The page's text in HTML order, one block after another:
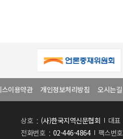
스이용약관 개인정보처리방침 오시는길
상호 (사)한국지역신문협회 대표
전화번호
02-446-4864 팩스번호